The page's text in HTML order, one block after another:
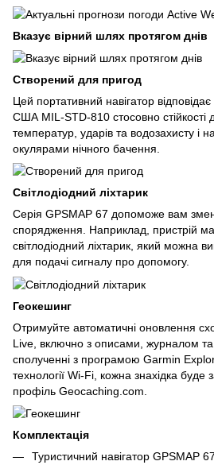
Вказує вірний шлях протягом днів
Створений для пригод
Цей портативний навігатор
США MIL-STD-810 стосовно стійкості
температур, ударів та водозахисту і
окулярами нічного бачення.
Світлодіодний ліхтарик
Серія GPSMAP 67 допоможе вам
спорядження. Наприклад, пристрій
світлодіодний ліхтарик, який можна
для подачі сигналу про допомогу.
Геокешинг
Отримуйте автоматичні оновлення
Live, включно з описами, журналом та
сполученні з програмою Garmin
технології Wi-Fi, кожна знахідка
профіль Geocaching.com.
Комплектація
Туристичний навігатор GPSMAP